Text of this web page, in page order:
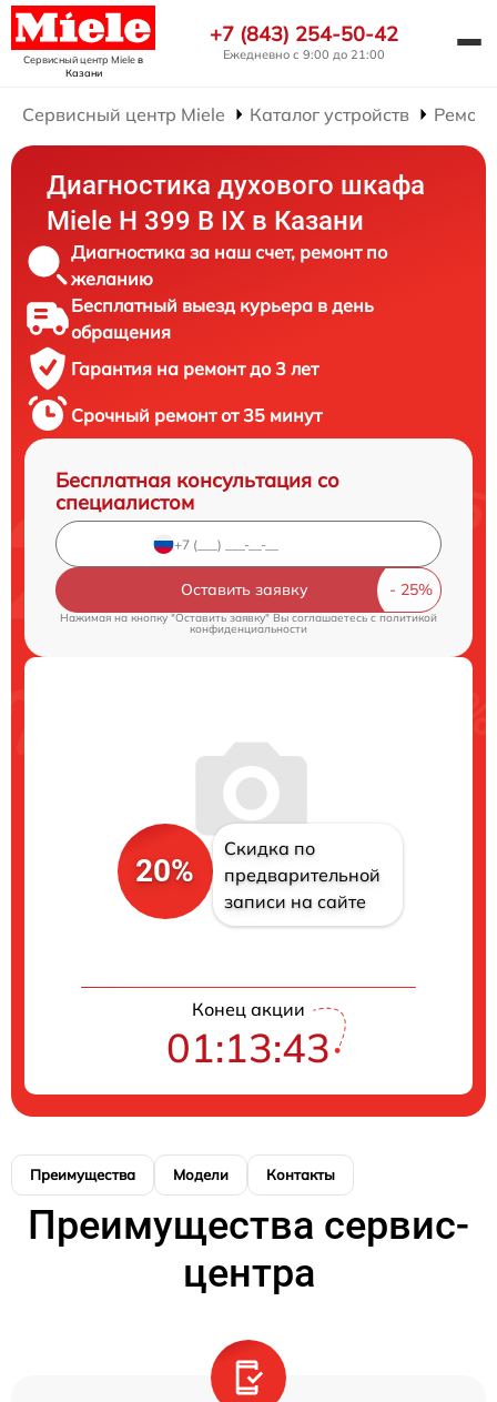
Сервисный центр Mieleв
Казани
+7 (843) 254-50-42
Ежедневно с 9:00 до 21:00
Сервисный центр Miele Каталог устройств
Диагностика духового шкафа
Miele H 399 B IX в Казани
Диагностика за наш счет, ремонт по
желанию
Бесплатный выезд курьера в день
обращения
Гарантия на ремонт до 3 лет
Срочный ремонт от 35 минут
Бесплатная консультация со
специалистом
Оставить заявку
Нажимая на кнопку "Оставить заявку" Вы соглашаетесь cполитикой
конфиденциальности
20%
Скидка по
предварительной
записи на сайте
Конец акции
01:13:43
Преимущества Модели Контакты
Преимущества сервис-
центра